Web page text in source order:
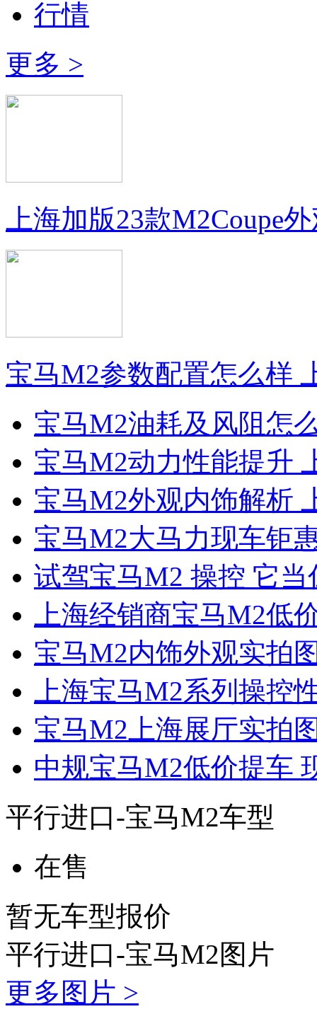
行情
更多 >
上海加版23款M2Coupe
宝马M2参数配置怎么样
宝马M2油耗及风阻怎
宝马M2动力性能提升
宝马M2外观内饰解析
宝马M2大马力现车钜
试驾宝马M2 操控 它当
上海经销商宝马M2低
宝马M2内饰外观实拍
上海宝马M2系列操控
宝马M2上海展厅实拍
中规宝马M2低价提车
平行进口-宝马M2车型
在售
暂无车型报价
平行进口-宝马M2图片
更多图片 >